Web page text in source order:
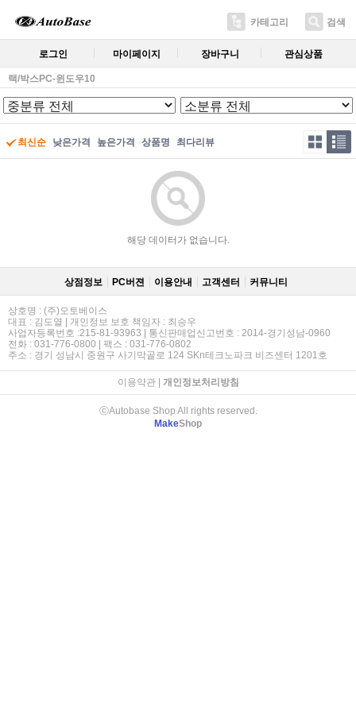
카테고리 검색
로그인 마이페이지 장바구니 관심상품
랙/박스PC-윈도우10
최신순 낮은가격 높은가격 상품명 최다리뷰
해당 데이터가 없습니다.
상점정보 PC버젼 이용안내 고객센터 커뮤니티
상호명 : (주)오토베이스
대표 : 김도열 | 개인정보 보호 책임자 : 최승우
사업자등록번호 :215-81-93963 | 통신판매업신고번호 : 2014-경기성남-0960
전화 : 031-776-0800 | 팩스 : 031-776-0802
주소 : 경기 성남시 중원구 사기막골로 124 SKn테크노파크 비즈센터 1201호
이용약관| 개인정보처리방침
ⓒAutobase Shop All rights reserved.
MakeShop